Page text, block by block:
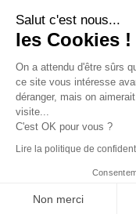
Salut c'est nous...
les Cookies !
On a attendu d'être sûrs
ce site vous intéresse
déranger, mais on
visite...
C'est OK pour vous ?
Lire la politique de
Non merci